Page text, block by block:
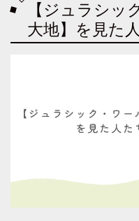
【ジュラシッ
大地】を見た